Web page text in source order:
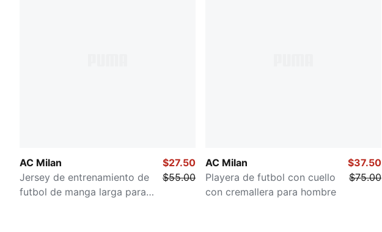
AC Milan
Jersey de entrenamiento de
futbol de manga larga para
$27.50
$55.00
AC Milan
Playera de futbol con cuello
con cremallera para hombre
$37.50
$75.00